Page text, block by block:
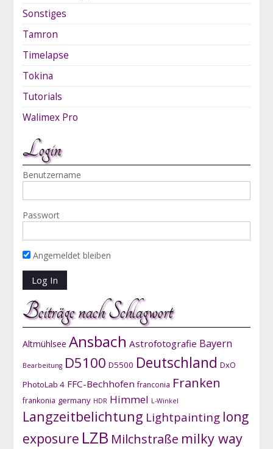
Sonstiges
Tamron
Timelapse
Tokina
Tutorials
Walimex Pro
Login
Benutzername
Passwort
Angemeldet bleiben
Beiträge nach Schlagwort
Altmühlsee Ansbach Astrofotografie Bayern
Bearbeitung D5100 D5500 Deutschland DxO
PhotoLab 4 FFC-Bechhofen franconia Franken
frankonia germany HDR Himmel L-Winkel
Langzeitbelichtung Lightpainting long
exposure LZB Milchstraße milky way